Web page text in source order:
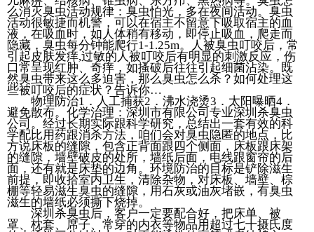
么消灭臭虫活动规律：臭虫怕光，多在夜间活动。臭虫
活动很敏捷而机警，可以在宿主不留意下吸取宿主的血
液，在吸血时，如人体稍有移动，即停止吸血，爬走而
隐藏，臭虫每分钟能爬行1-1.25m。人被臭虫叮咬后，常
引起皮肤发痒,过敏的人被叮咬后有明显的刺激反应，伤
口常呈现红肿、奇痒，如搔破后往往引起细菌沾染。既
然臭虫带来这么多迫害，那么臭虫怎么杀？如何处理这
些被叮咬后的症状？告诉你…
物理防治1．人工捕获2．沸水浇烫3．太阳曝晒4．
避免散布。化学治理：深圳市有限公司专业深圳杀臭虫
公司。经过长期实际跟科学研究，总结出一套有效的科
学配比用药跟消杀方法，咱们会对臭虫隐匿的地点，比
方说床板的缝隙，包含正背面跟四个侧面，床板跟床架
的缝隙，墙壁破皮的处所，墙纸后面，电线跟窗帘的后
面，还有就是床垫的边角。环境防治的目标是铲除滋生
前提，即收拾室内卫生，清除杂物，对床板、墙壁、棕
棚等轻易滋生臭虫的缝隙，用石灰或油灰堵嵌，有臭虫
滋生的墙纸必须撕下烧掉。
深圳杀臭虫后，客户一定要配合好，把床单、被
罩、枕套、席子、常穿的内衣等物品用超过七十摄氏度